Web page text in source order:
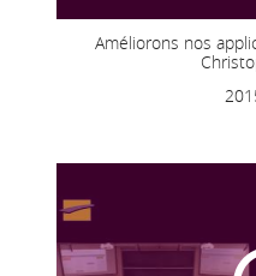
Améliorons nos